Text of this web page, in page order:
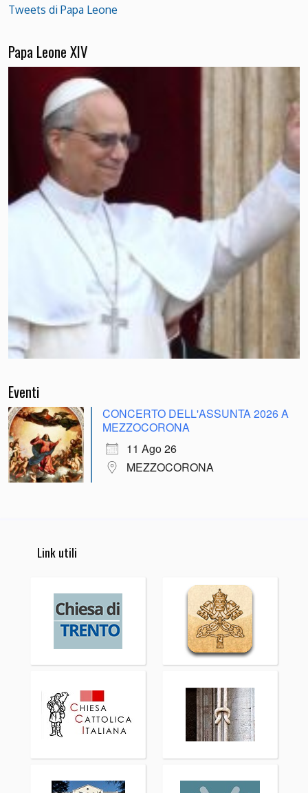
Tweets di Papa Leone
Papa Leone XIV
Eventi
CONCERTO DELL'ASSUNTA 2026 A
MEZZOCORONA
11 Ago 26
MEZZOCORONA
Link utili